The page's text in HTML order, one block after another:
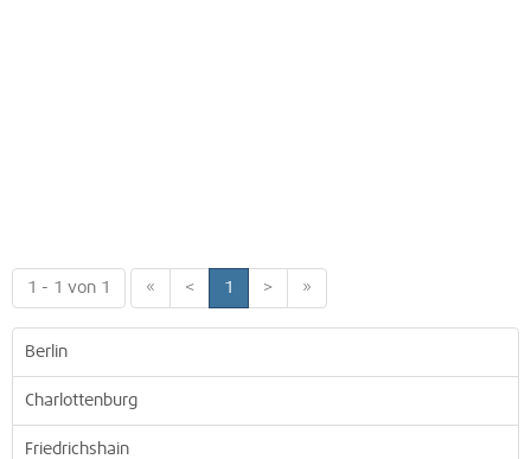
1 - 1 von 1 « < 1 > »
Berlin
Charlottenburg
Friedrichshain